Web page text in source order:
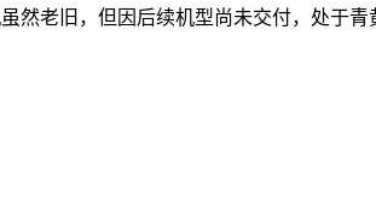
老旧，但因后续机型尚未交付，处于青